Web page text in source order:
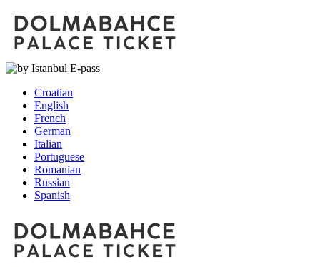
Croatian
English
French
German
Italian
Portuguese
Romanian
Russian
Spanish